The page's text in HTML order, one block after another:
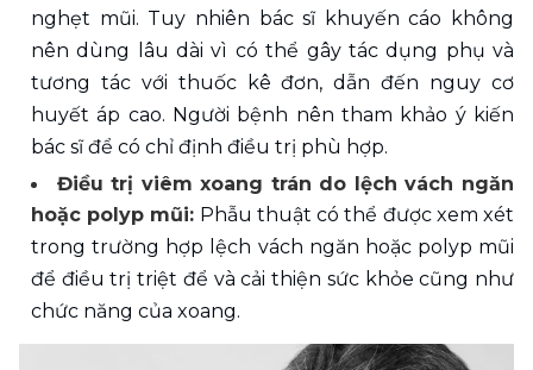
nghẹt mũi. Tuy nhiên bác sĩ khuyến cáo không
nên dùng lâu dài vì có thể gây tác dụng phụ và
tương tác với thuốc kê đơn, dẫn đến nguy cơ
huyết áp cao. Người bệnh nên tham khảo ý kiến
bác sĩ để có chỉ định điều trị phù hợp.
Điều trị viêm xoang trán do lệch vách ngăn
hoặc polyp mũi: Phẫu thuật có thể được xem xét
trong trường hợp lệch vách ngăn hoặc polyp mũi
để điều trị triệt để và cải thiện sức khỏe cũng như
chức năng của xoang.